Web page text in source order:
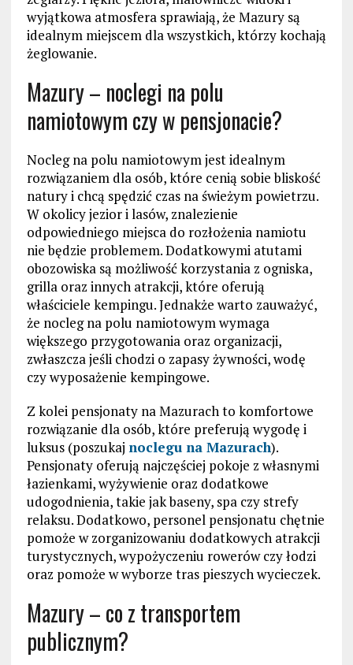
wyjątkowa atmosfera sprawiają, że Mazury są
idealnym miejscem dla wszystkich, którzy kochają
żeglowanie.
Mazury – noclegi na polu
namiotowym czy w pensjonacie?
Nocleg na polu namiotowym jest idealnym
rozwiązaniem dla osób, które cenią sobie bliskość
natury i chcą spędzić czas na świeżym powietrzu.
W okolicy jezior i lasów, znalezienie
odpowiedniego miejsca do rozłożenia namiotu
nie będzie problemem. Dodatkowymi atutami
obozowiska są możliwość korzystania z ogniska,
grilla oraz innych atrakcji, które oferują
właściciele kempingu. Jednakże warto zauważyć,
że nocleg na polu namiotowym wymaga
większego przygotowania oraz organizacji,
zwłaszcza jeśli chodzi o zapasy żywności, wodę
czy wyposażenie kempingowe.
Z kolei pensjonaty na Mazurach to komfortowe
rozwiązanie dla osób, które preferują wygodę i
luksus (poszukaj noclegu na Mazurach).
Pensjonaty oferują najczęściej pokoje z własnymi
łazienkami, wyżywienie oraz dodatkowe
udogodnienia, takie jak baseny, spa czy strefy
relaksu. Dodatkowo, personel pensjonatu chętnie
pomoże w zorganizowaniu dodatkowych atrakcji
turystycznych, wypożyczeniu rowerów czy łodzi
oraz pomoże w wyborze tras pieszych wycieczek.
Mazury – co z transportem
publicznym?